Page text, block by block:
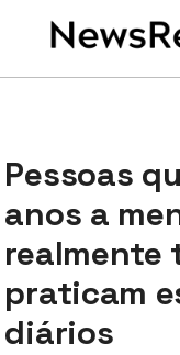
Pessoas
anos a
realmente
praticam
diários